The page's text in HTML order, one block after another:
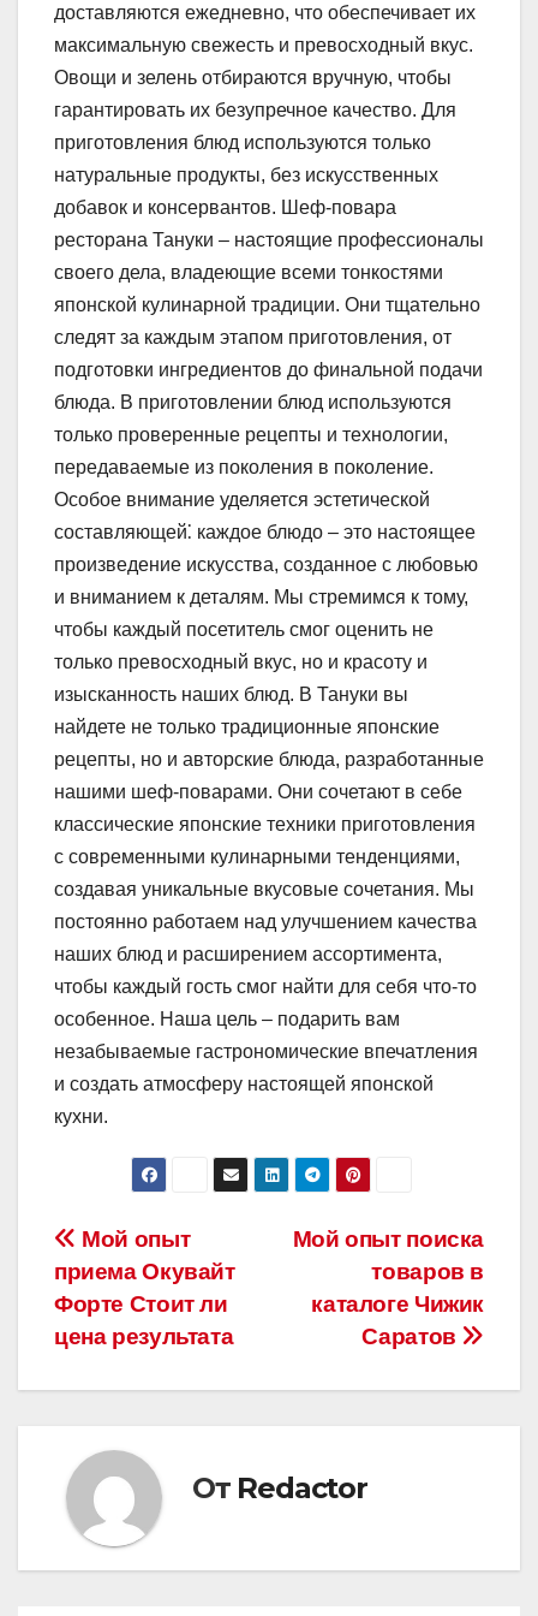
доставляются ежедневно, что обеспечивает их
максимальную свежесть и превосходный вкус.
Овощи и зелень отбираются вручную, чтобы
гарантировать их безупречное качество. Для
приготовления блюд используются только
натуральные продукты, без искусственных
добавок и консервантов. Шеф-повара
ресторана Тануки – настоящие профессионалы
своего дела, владеющие всеми тонкостями
японской кулинарной традиции. Они тщательно
следят за каждым этапом приготовления, от
подготовки ингредиентов до финальной подачи
блюда. В приготовлении блюд используются
только проверенные рецепты и технологии,
передаваемые из поколения в поколение.
Особое внимание уделяется эстетической
составляющей⁚ каждое блюдо – это настоящее
произведение искусства, созданное с любовью
и вниманием к деталям. Мы стремимся к тому,
чтобы каждый посетитель смог оценить не
только превосходный вкус, но и красоту и
изысканность наших блюд. В Тануки вы
найдете не только традиционные японские
рецепты, но и авторские блюда, разработанные
нашими шеф-поварами. Они сочетают в себе
классические японские техники приготовления
с современными кулинарными тенденциями,
создавая уникальные вкусовые сочетания. Мы
постоянно работаем над улучшением качества
наших блюд и расширением ассортимента,
чтобы каждый гость смог найти для себя что-то
особенное. Наша цель – подарить вам
незабываемые гастрономические впечатления
и создать атмосферу настоящей японской
кухни.
Навигация
по
записям
Мой опыт поиска
товаров в
каталоге Чижик
Саратов
Мой опыт
приема Окувайт
Форте Стоит ли
цена результата
От Redactor